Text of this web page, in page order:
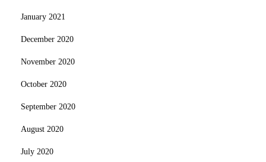
January 2021
December 2020
November 2020
October 2020
September 2020
August 2020
July 2020